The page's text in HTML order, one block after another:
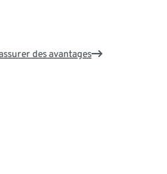
des avantages